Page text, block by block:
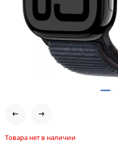
Товара нет в наличии